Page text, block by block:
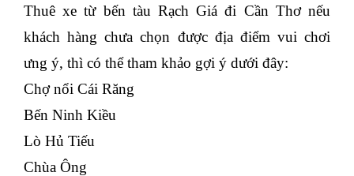
Thuê xe từ bến tàu Rạch Giá đi Cần Thơ nếu
khách hàng chưa chọn được địa điểm vui chơi
ưng ý, thì có thể tham khảo gợi ý dưới đây:
Chợ nổi Cái Răng
Bến Ninh Kiều
Lò Hủ Tiếu
Chùa Ông